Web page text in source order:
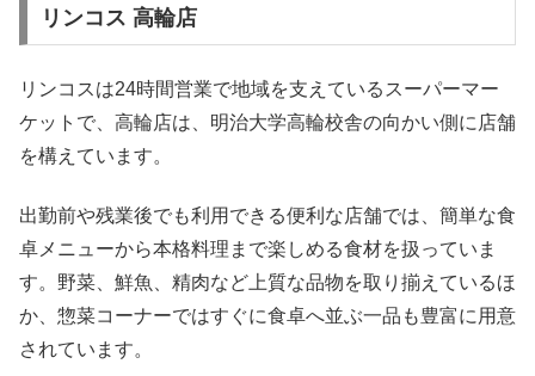
リンコス 高輪店
リンコスは24時間営業で地域を支えているスーパーマー
ケットで、高輪店は、明治大学高輪校舎の向かい側に店舗
を構えています。
出勤前や残業後でも利用できる便利な店舗では、簡単な食
卓メニューから本格料理まで楽しめる食材を扱っていま
す。野菜、鮮魚、精肉など上質な品物を取り揃えているほ
か、惣菜コーナーではすぐに食卓へ並ぶ一品も豊富に用意
されています。